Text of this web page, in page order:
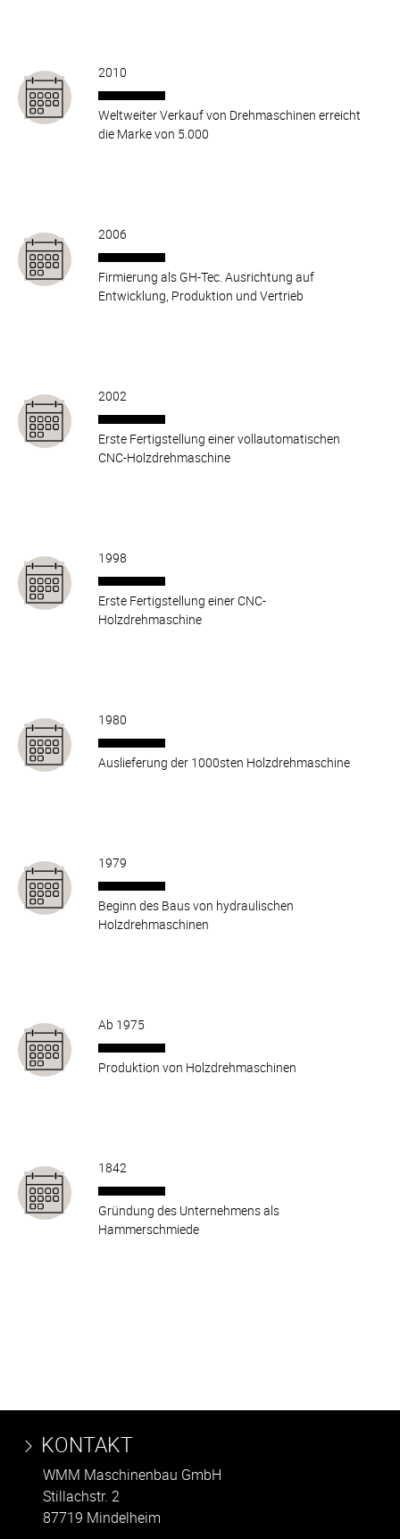
2010
Weltweiter Verkauf von Drehmaschinen erreicht
die Marke von 5.000
2006
Firmierung als GH-Tec. Ausrichtung auf
Entwicklung, Produktion und Vertrieb
2002
Erste Fertigstellung einer vollautomatischen
CNC-Holzdrehmaschine
1998
Erste Fertigstellung einer CNC-
Holzdrehmaschine
1980
Auslieferung der 1000sten Holzdrehmaschine
1979
Beginn des Baus von hydraulischen
Holzdrehmaschinen
Ab 1975
Produktion von Holzdrehmaschinen
1842
Gründung des Unternehmens als
Hammerschmiede
KONTAKT
WMM Maschinenbau GmbH
Stillachstr. 2
87719 Mindelheim